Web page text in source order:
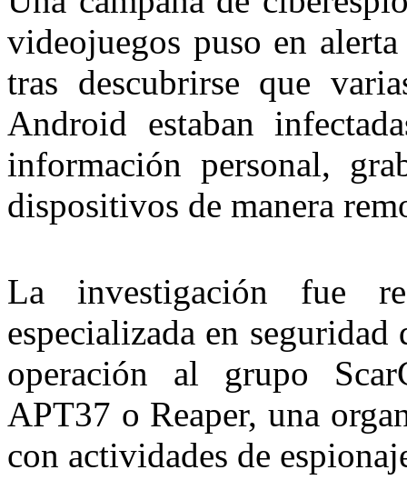
videojuegos puso en
tras descubrirse que
Android estaban
información personal,
dispositivos de manera
La investigación fue
especializada en
operación al grupo
APT37 o Reaper, una
con actividades de